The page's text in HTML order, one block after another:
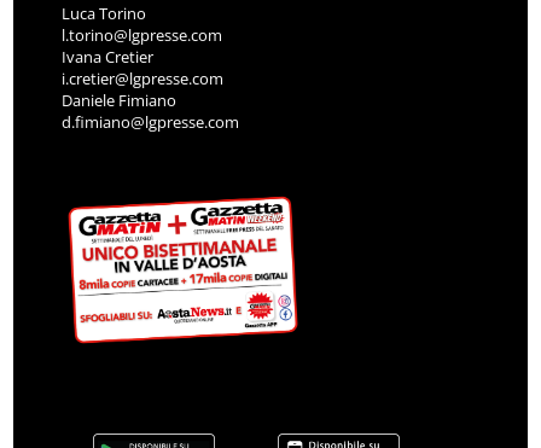
Luca Torino
l.torino@lgpresse.com
Ivana Cretier
i.cretier@lgpresse.com
Daniele Fimiano
d.fimiano@lgpresse.com